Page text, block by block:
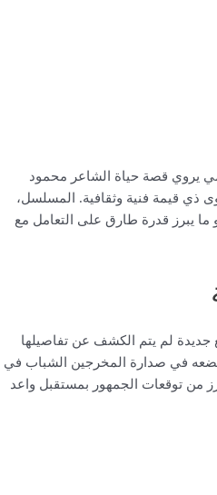
يروي قصة حياة الشاعر محمود
ذي قيمة فنية وثقافية. المسلسل،
يبرز قدرة طارق على التعامل مع
جديدة لم يتم الكشف عن تفاصيلها
تضعه في صدارة المخرجين الشباب في
من توقعات الجمهور بمستقبل واعد